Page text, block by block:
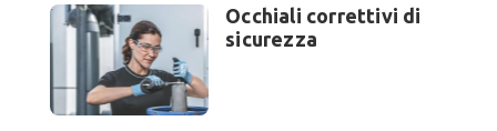
Occhiali correttivi di
sicurezza